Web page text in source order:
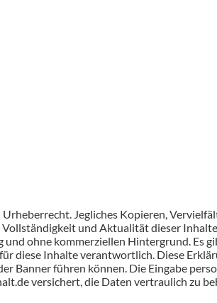
Jegliches Kopieren,
und Aktualität dieser
ohne kommerziellen Hintergrund. Es
diese Inhalte verantwortlich. Diese
Banner führen können. Die Eingabe
versichert, die Daten vertraulich zu